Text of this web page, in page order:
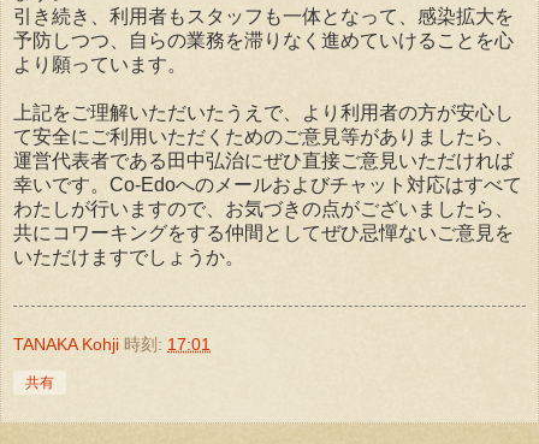
引き続き、利用者もスタッフも一体となって、感染拡大を
予防しつつ、自らの業務を滞りなく進めていけることを心
より願っています。
上記をご理解いただいたうえで、より利用者の方が安心し
て安全にご利用いただくためのご意見等がありましたら、
運営代表者である田中弘治にぜひ直接ご意見いただければ
幸いです。Co-Edoへのメールおよびチャット対応はすべて
わたしが行いますので、お気づきの点がございましたら、
共にコワーキングをする仲間としてぜひ忌憚ないご意見を
いただけますでしょうか。
TANAKA Kohji 時刻: 17:01
共有